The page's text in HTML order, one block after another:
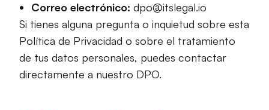
Correo electrónico: dpo@itslegal.io
Si tienes alguna pregunta o inquietud sobre esta
Política de Privacidad o sobre el tratamiento
de tus datos personales, puedes contactar
directamente a nuestro DPO.